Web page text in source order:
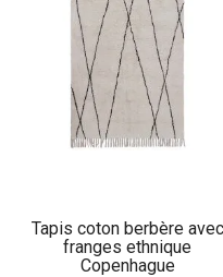
Tapis coton berbère avec
franges ethnique
Copenhague